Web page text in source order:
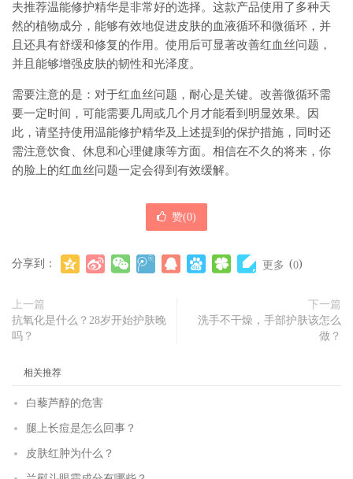
夫推荐温能修护精华是非常好的选择。这款产品使用了多种天
然的植物成分，能够有效地促进皮肤的血液循环和微循环，并
且还具有舒缓和修复的作用。使用后可显著改善红血丝问题，
并且能够增强皮肤的韧性和光泽度。
需要注意的是：对于红血丝问题，耐心是关键。改善微循环需
要一定时间，可能需要几周或几个月才能看到明显效果。因
此，请坚持使用温能修护精华及上述提到的保护措施，同时还
需注意饮食、休息和心理健康等方面。相信在不久的将来，你
的脸上的红血丝问题一定会得到有效缓解。
赞(0)
分享到： 更多 (0)
上一篇
抗氧化是什么？28岁开始护肤晚
吗？
下一篇
洗手不干燥，手部护肤该怎么
做？
相关推荐
白藜芦醇的危害
腿上长痘是怎么回事？
皮肤红肿为什么？